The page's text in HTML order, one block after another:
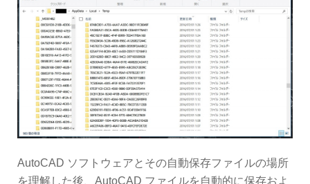
AutoCAD ソフトウェアとその自動保存ファイルの場所
を理解した後、AutoCAD ファイルを自動的に保存およ